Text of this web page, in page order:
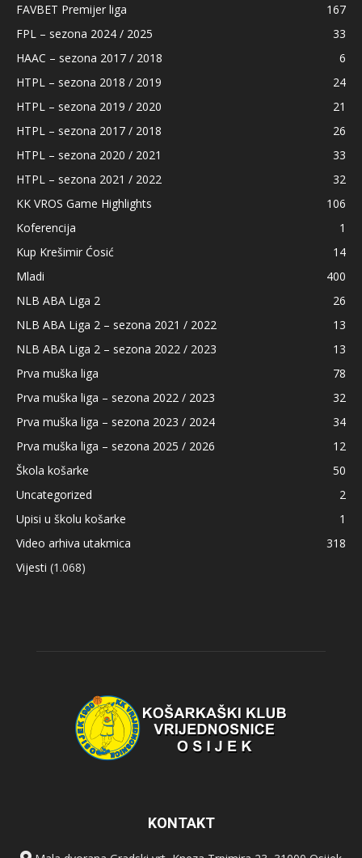
FAVBET Premijer liga
167
FPL – sezona 2024 / 2025
33
HAAC – sezona 2017 / 2018
6
HTPL – sezona 2018 / 2019
24
HTPL – sezona 2019 / 2020
21
HTPL – sezona 2017 / 2018
26
HTPL – sezona 2020 / 2021
33
HTPL – sezona 2021 / 2022
32
KK VROS Game Highlights
106
Koferencija
1
Kup Krešimir Ćosić
14
Mladi
400
NLB ABA Liga 2
26
NLB ABA Liga 2 – sezona 2021 / 2022
13
NLB ABA Liga 2 – sezona 2022 / 2023
13
Prva muška liga
78
Prva muška liga – sezona 2022 / 2023
32
Prva muška liga – sezona 2023 / 2024
34
Prva muška liga – sezona 2025 / 2026
12
Škola košarke
50
Uncategorized
2
Upisi u školu košarke
1
Video arhiva utakmica
318
Vijesti (1.068)
KONTAKT